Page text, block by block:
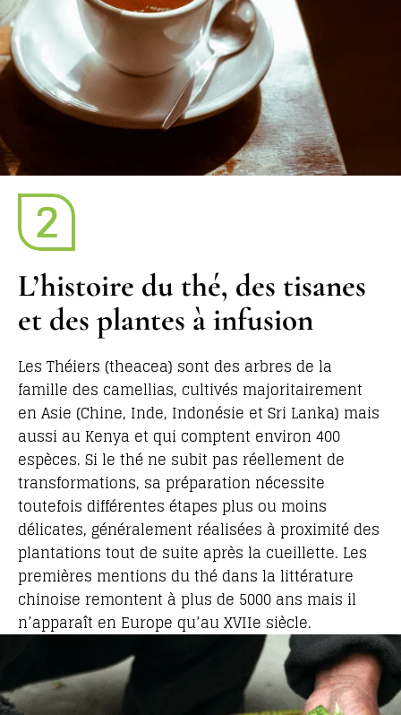
L’histoire du thé, des tisanes
et des plantes à infusion
Les Théiers (theacea) sont des arbres de la
famille des camellias, cultivés majoritairement
en Asie (Chine, Inde, Indonésie et Sri Lanka) mais
aussi au Kenya et qui comptent environ 400
espèces. Si le thé ne subit pas réellement de
transformations, sa préparation nécessite
toutefois différentes étapes plus ou moins
délicates, généralement réalisées à proximité des
plantations tout de suite après la cueillette. Les
premières mentions du thé dans la littérature
chinoise remontent à plus de 5000 ans mais il
n’apparaît en Europe qu’au XVIIe siècle.